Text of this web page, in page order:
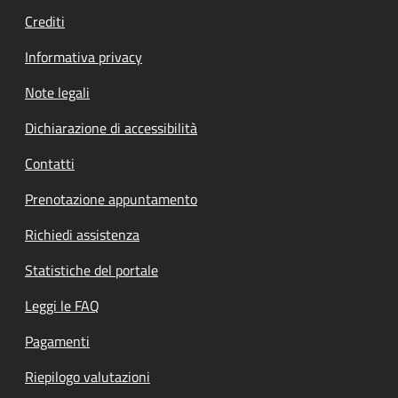
Crediti
Informativa privacy
Note legali
Dichiarazione di accessibilità
Contatti
Prenotazione appuntamento
Richiedi assistenza
Statistiche del portale
Leggi le FAQ
Pagamenti
Riepilogo valutazioni